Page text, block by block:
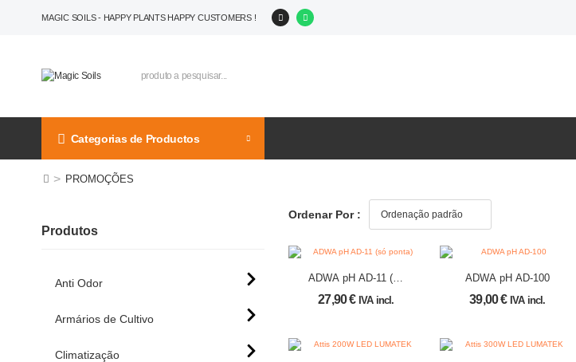
MAGIC SOILS - HAPPY PLANTS HAPPY CUSTOMERS !
Categorias de Productos
> PROMOÇÕES
Produtos
Anti Odor
Armários de Cultivo
Climatização
Ordenar Por :
ADWA pH AD-11 (só
ponta)
27,90€ IVA incl.
ADWA pH AD-100
39,00€ IVA incl.